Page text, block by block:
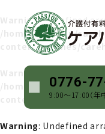
0776-
9:00〜17:00（年
Warning: Undefined
/home/keihatsu/
content/themes/
Warning
/home/keihatsu/
content/themes/
Warning: Undefined